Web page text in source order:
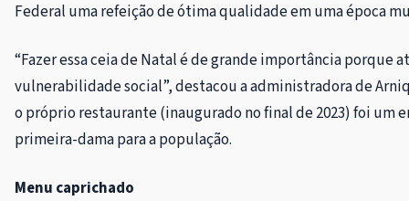
Federal uma refeição de ótima qualidade em uma época
“Fazer essa ceia de Natal é de grande importância porque
vulnerabilidade social”, destacou a administradora de
o próprio restaurante (inaugurado no final de 2023) foi um
primeira-dama para a população.
Menu caprichado